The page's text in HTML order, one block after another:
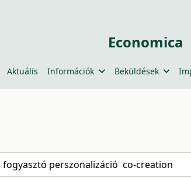
Economica
Aktuális Információk Beküldések